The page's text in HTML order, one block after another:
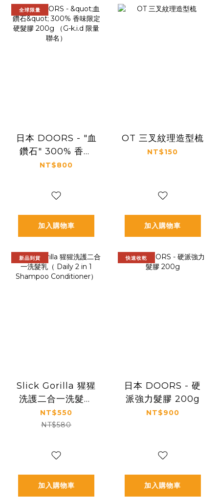
全球限量
日本 DOORS - "血
鑽石" 300% 香味
限定硬髮膠 200g
名）
NT$800
加入購物車
OT 三叉紋理造型梳
NT$150
加入購物車
新品到貨
Slick Gorilla 猩猩
洗護二合一洗髮乳
（ Daily 2 in 1
Shampoo
NT$550
NT$580
加入購物車
快速收乾
日本 DOORS - 硬
派強力髮膠 200g
NT$900
加入購物車